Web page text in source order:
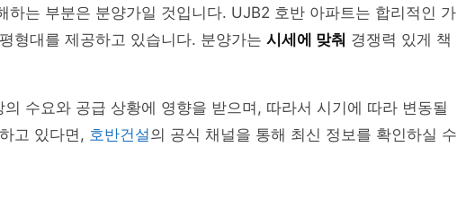
하는 부분은 분양가일 것입니다. UJB2 호반 아파트는 합리적인 가
형대를 제공하고 있습니다. 분양가는 시세에 맞춰 경쟁력 있게 책
수요와 공급 상황에 영향을 받으며, 따라서 시기에 따라 변동될
고 있다면, 호반건설 의 공식 채널을 통해 최신 정보를 확인하실 수